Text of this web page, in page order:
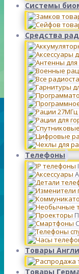
Системы
Средства
Телефоны
Товары
Товары